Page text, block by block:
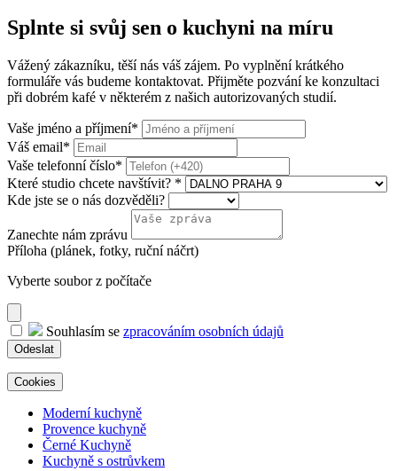
Splnte si svůj sen o kuchyni na míru
Vážený zákazníku, těší nás váš zájem. Po vyplnění krátkého
formuláře vás budeme kontaktovat. Přijměte pozvání ke konzultaci
při dobrém kafé v některém z našich autorizovaných studií.
Vaše jméno a příjmení*
Váš email*
Vaše telefonní číslo*
Které studio chcete navštívit? *
Kde jste se o nás dozvěděli?
Zanechte nám zprávu
Příloha (plánek, fotky, ruční náčrt)
Vyberte soubor z počítače
Souhlasím se zpracováním osobních údajů
Odeslat
Cookies
Moderní kuchyně
Provence kuchyně
Černé Kuchyně
Kuchyně s ostrůvkem